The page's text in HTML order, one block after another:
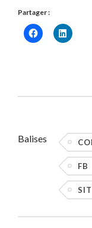
Partager :
Balises
FB